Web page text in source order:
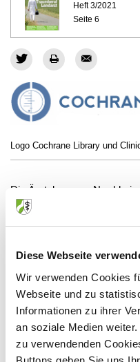
Diese Webseite
Wir verwenden Cookies
Webseite und zu
Informationen zu ihrer
an soziale Medien
zu verwendenden
Heft 3/2021
Seite 6
Logo Cochrane Library und
Die Ärztekammer Nordrhein
auch im Jahr 2021
renommierte Cochrane
Nordrhein seit 2008 zur
nordrheinische Ärztinnen
Zugang mehr als tausend
zu den medizinischen
Versuchen, Methoden,